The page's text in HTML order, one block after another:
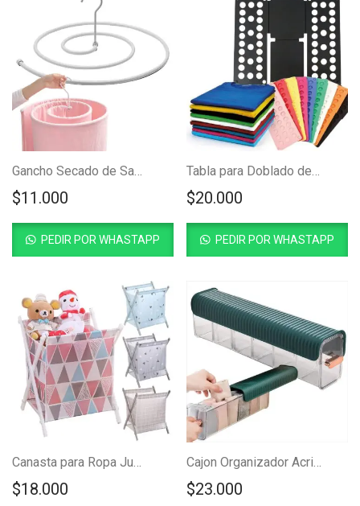
Gancho Secado de Sabanas en Espiral
$11.000
PEDIR POR WHASTAPP
Tabla para Doblado de Ropa Niños 48×40
$20.000
PEDIR POR WHASTAPP
Canasta para Ropa Juguetes
$18.000
Cajon Organizador Acrilico Adhesivo
$23.000